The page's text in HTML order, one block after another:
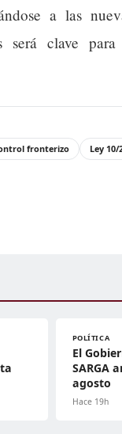
a las
será clave
fronterizo Ley 10/
POLÍTICA
El
SARGA
agosto
Hace 19h